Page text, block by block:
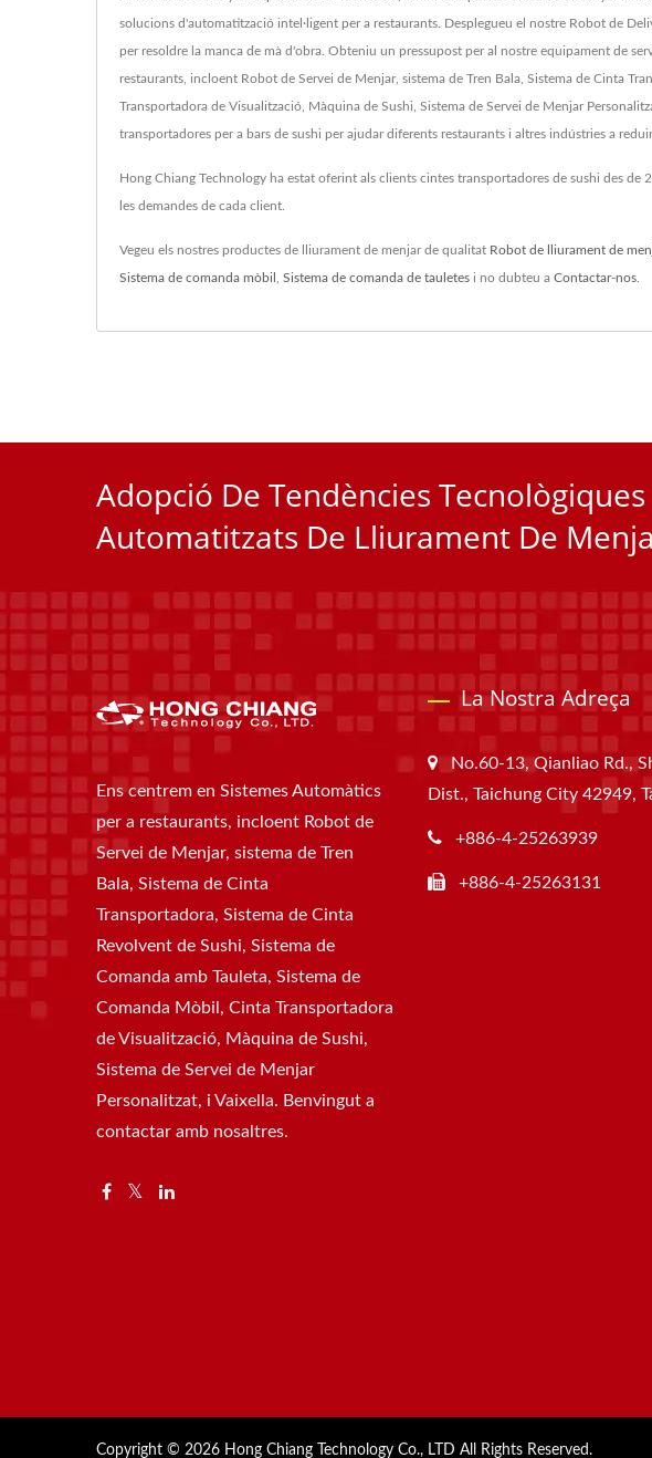
solucions d'automatització intel·ligent per a restaurants. Desplegueu el nostre Robot de
per resoldre la manca de mà d'obra. Obteniu un pressupost per al nostre equipament de
restaurants, incloent Robot de Servei de Menjar, sistema de Tren Bala, Sistema de Cinta
Transportadora de Visualització, Màquina de Sushi, Sistema de Servei de Menjar
transportadores per a bars de sushi per ajudar diferents restaurants i altres indústries a
Hong Chiang Technology ha estat oferint als clients cintes transportadores de sushi des
les demandes de cada client.
Vegeu els nostres productes de lliurament de menjar de qualitat Robot de lliurament de
Sistema de comanda mòbil Sistema de comanda de tauletes i no dubteu a Contactar-nos
Adopció De Tendències
Automatitzats De Lliurament De
Ens centrem en Sistemes Automàtics
per a restaurants, incloent Robot de
Servei de Menjar, sistema de Tren
Bala, Sistema de Cinta
Transportadora, Sistema de Cinta
Revolvent de Sushi, Sistema de
Comanda amb Tauleta, Sistema de
Comanda Mòbil, Cinta Transportadora
de Visualització, Màquina de Sushi,
Sistema de Servei de Menjar
Personalitzat, i Vaixella. Benvingut a
contactar amb nosaltres.
La Nostra Adreça
No.60-13, Qianliao Rd.,
Dist., Taichung City 42949,
+886-4-25263939
+886-4-25263131
Copyright © 2026 Hong Chiang Technology Co., LTD All Rights Reserved.